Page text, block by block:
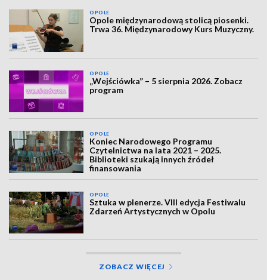
OPOLE
Opole międzynarodową stolicą piosenki.
Trwa 36. Międzynarodowy Kurs Muzyczny.
OPOLE
„Wejściówka” – 5 sierpnia 2026. Zobacz
program
OPOLE
Koniec Narodowego Programu
Czytelnictwa na lata 2021 – 2025.
Biblioteki szukają innych źródeł
finansowania
OPOLE
Sztuka w plenerze. VIII edycja Festiwalu
Zdarzeń Artystycznych w Opolu
ZOBACZ WIĘCEJ